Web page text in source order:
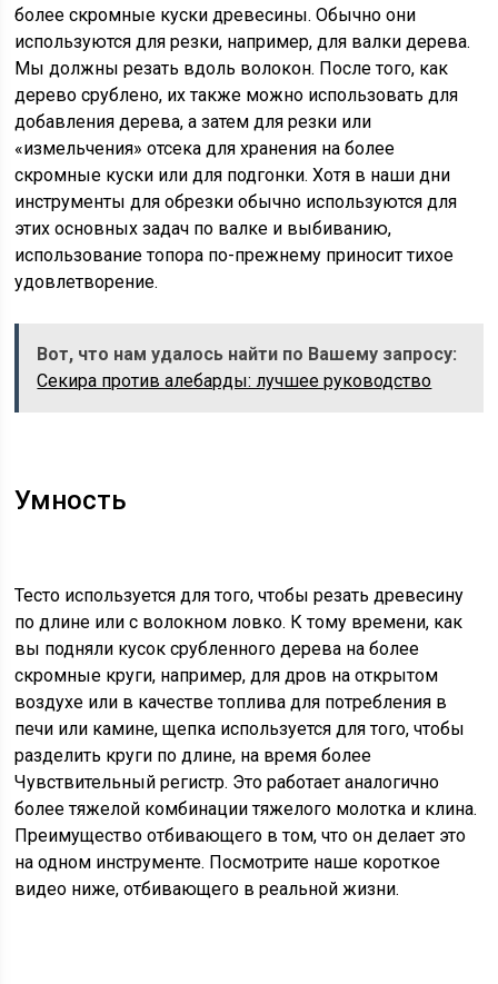
более скромные куски древесины. Обычно они
используются для резки, например, для валки дерева.
Мы должны резать вдоль волокон. После того, как
дерево срублено, их также можно использовать для
добавления дерева, а затем для резки или
«измельчения» отсека для хранения на более
скромные куски или для подгонки. Хотя в наши дни
инструменты для обрезки обычно используются для
этих основных задач по валке и выбиванию,
использование топора по-прежнему приносит тихое
удовлетворение.
Вот, что нам удалось найти по Вашему запросу:
Секира против алебарды: лучшее руководство
Умность
Тесто используется для того, чтобы резать древесину
по длине или с волокном ловко. К тому времени, как
вы подняли кусок срубленного дерева на более
скромные круги, например, для дров на открытом
воздухе или в качестве топлива для потребления в
печи или камине, щепка используется для того, чтобы
разделить круги по длине, на время более
Чувствительный регистр. Это работает аналогично
более тяжелой комбинации тяжелого молотка и клина.
Преимущество отбивающего в том, что он делает это
на одном инструменте. Посмотрите наше короткое
видео ниже, отбивающего в реальной жизни.